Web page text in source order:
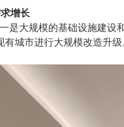
增长
是大规模的基础设施建
有城市进行大规模改造升